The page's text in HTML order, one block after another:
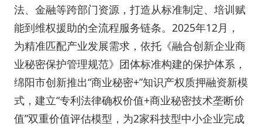
法、金融等跨部门资源，打造从标准制定、培训赋
能到维权援助的全流程服务链条。2025年12月，
为精准匹配产业发展需求，依托《融合创新企业商
业秘密保护管理规范》团体标准构建的保护体系，
绵阳市创新推出“商业秘密+”知识产权质押融资新模
式，建立“专利法律确权价值+商业秘密技术垄断价
值”双重价值评估模型，为2家科技型中小企业完成